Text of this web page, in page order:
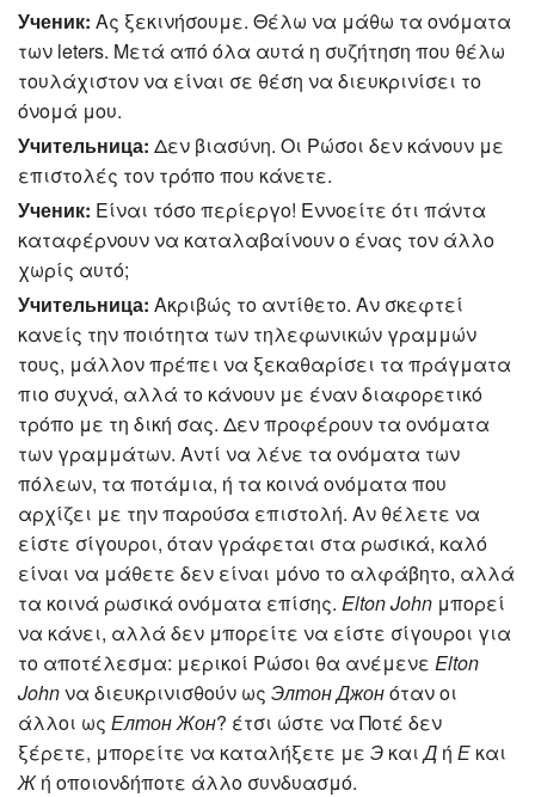
Ученик: Ας ξεκινήσουμε. Θέλω να μάθω τα ονόματα
των leters. Μετά από όλα αυτά η συζήτηση που θέλω
τουλάχιστον να είναι σε θέση να διευκρινίσει το
όνομά μου.
Учительница: Δεν βιασύνη. Οι Ρώσοι δεν κάνουν με
επιστολές τον τρόπο που κάνετε.
Ученик: Είναι τόσο περίεργο! Εννοείτε ότι πάντα
καταφέρνουν να καταλαβαίνουν ο ένας τον άλλο
χωρίς αυτό;
Учительница: Ακριβώς το αντίθετο. Αν σκεφτεί
κανείς την ποιότητα των τηλεφωνικών γραμμών
τους, μάλλον πρέπει να ξεκαθαρίσει τα πράγματα
πιο συχνά, αλλά το κάνουν με έναν διαφορετικό
τρόπο με τη δική σας. Δεν προφέρουν τα ονόματα
των γραμμάτων. Αντί να λένε τα ονόματα των
πόλεων, τα ποτάμια, ή τα κοινά ονόματα που
αρχίζει με την παρούσα επιστολή. Αν θέλετε να
είστε σίγουροι, όταν γράφεται στα ρωσικά, καλό
είναι να μάθετε δεν είναι μόνο το αλφάβητο, αλλά
τα κοινά ρωσικά ονόματα επίσης. Elton John μπορεί
να κάνει, αλλά δεν μπορείτε να είστε σίγουροι για
το αποτέλεσμα: μερικοί Ρώσοι θα ανέμενε Elton
Johnνα διευκρινισθούν ως Элтон Джонόταν οι
άλλοι ως Елтон Жон? έτσι ώστε να Ποτέ δεν
ξέρετε, μπορείτε να καταλήξετε με Э καιД ή Е και
Жή οποιονδήποτε άλλο συνδυασμό.